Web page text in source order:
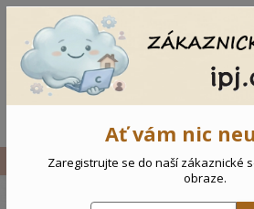
Vše Dětské dlouhé triko / šaty
Ať vám nic
Zaregistrujte se do naší zákaznické
obraze.